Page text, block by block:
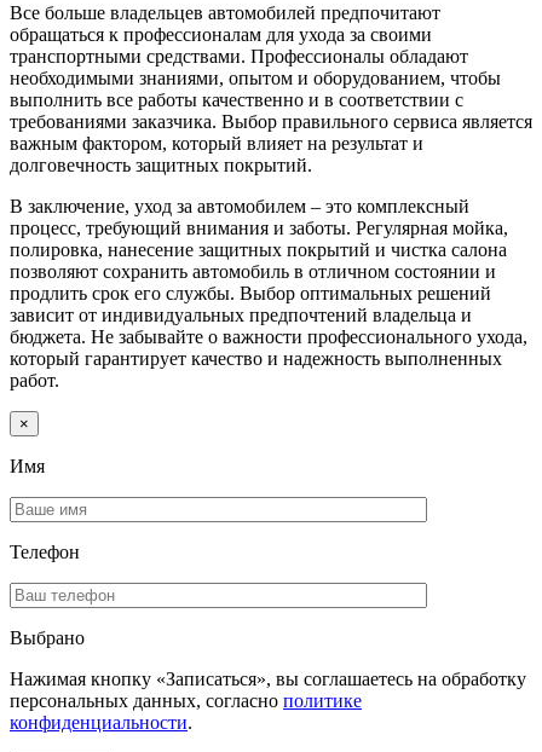
Все больше владельцев автомобилей предпочитают
обращаться к профессионалам для ухода за своими
транспортными средствами. Профессионалы обладают
необходимыми знаниями, опытом и оборудованием, чтобы
выполнить все работы качественно и в соответствии с
требованиями заказчика. Выбор правильного сервиса является
важным фактором, который влияет на результат и
долговечность защитных покрытий.
В заключение, уход за автомобилем – это комплексный
процесс, требующий внимания и заботы. Регулярная мойка,
полировка, нанесение защитных покрытий и чистка салона
позволяют сохранить автомобиль в отличном состоянии и
продлить срок его службы. Выбор оптимальных решений
зависит от индивидуальных предпочтений владельца и
бюджета. Не забывайте о важности профессионального ухода,
который гарантирует качество и надежность выполненных
работ.
×
Имя
Телефон
Выбрано
Нажимая кнопку «Записаться», вы соглашаетесь на обработку
персональных данных, согласно политике
конфиденциальности.